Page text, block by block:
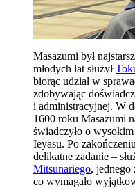
Masazumi był
młodych lat służył
biorąc udział w
zdobywając
i administracyjnej. W
1600 roku Masazumi
świadczyło o
Ieyasu. Po
delikatne zadanie –
Mitsunariego,
co wymagało